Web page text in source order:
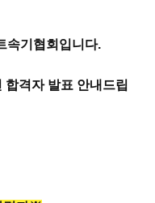
속기협회입니다.
격자 발표 안내드립